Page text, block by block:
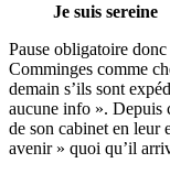
Je suis sereine
Pause obligatoire
Comminges comme
demain s’ils sont
aucune info ». Depuis
de son cabinet en leur
avenir » quoi qu’il